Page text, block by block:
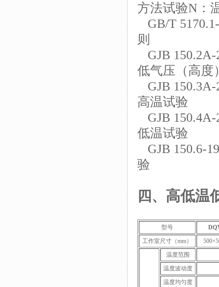
方法试验N：
GB/T
则
GJB
低气压（高度
GJB
高温试验
GJB
低温试验
GJB 150.6-
验
四 、 高低温
型号
工作室尺寸（mm）
温度范围
温度波动度
温度均匀度